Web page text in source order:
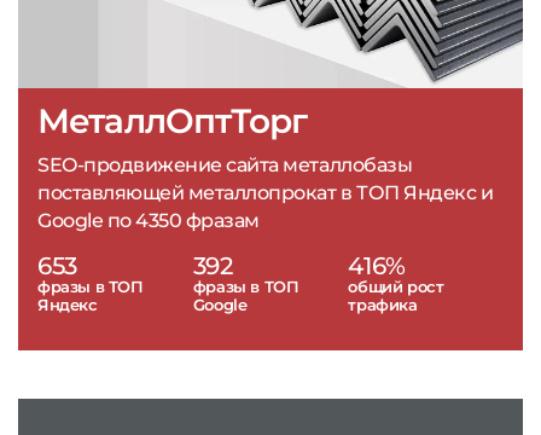
МеталлОптТорг
SEO-продвижение сайта металлобазы
поставляющей металлопрокат в ТОП Яндекс и
Google по 4350 фразам
653
фразы в ТОП
Яндекс
392
фразы в ТОП
Google
416%
общий рост
трафика